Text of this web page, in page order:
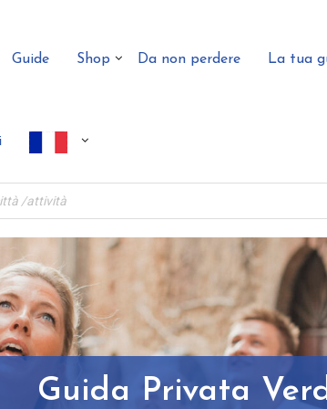
Guide Shop Da non perdere La tua
Guida Privata